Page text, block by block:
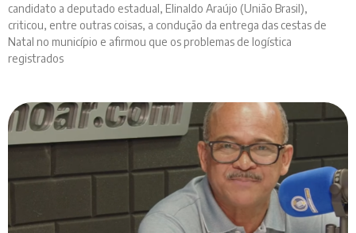
candidato a deputado estadual, Elinaldo Araújo (União Brasil),
criticou, entre outras coisas, a condução da entrega das cestas de
Natal no município e afirmou que os problemas de logística
registrados